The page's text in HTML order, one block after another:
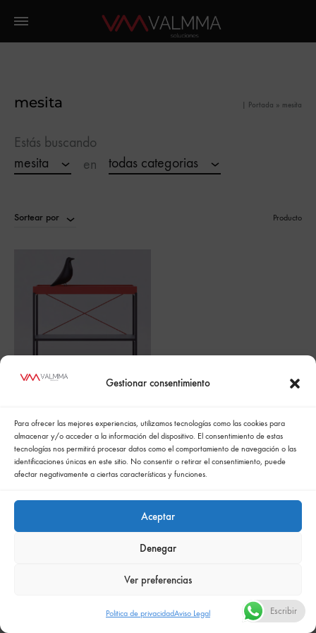
Gestionar consentimiento
Para ofrecer las mejores experiencias, utilizamos tecnologías como las cookies para
almacenar y/o acceder a la información del dispositivo. El consentimiento de estas
tecnologías nos permitirá procesar datos como el comportamiento de navegación o las
identificaciones únicas en este sitio. No consentir o retirar el consentimiento, puede
afectar negativamente a ciertas características y funciones.
Aceptar
Denegar
Ver preferencias
Politica de privacidadAviso Legal
mesita | Portada » mesita
Estás buscando
mesita
en todas categorias
Sortear por Producto
Politica de confidencialidad
Comunicación de la política de responsabilidad social empresarial
Escribir